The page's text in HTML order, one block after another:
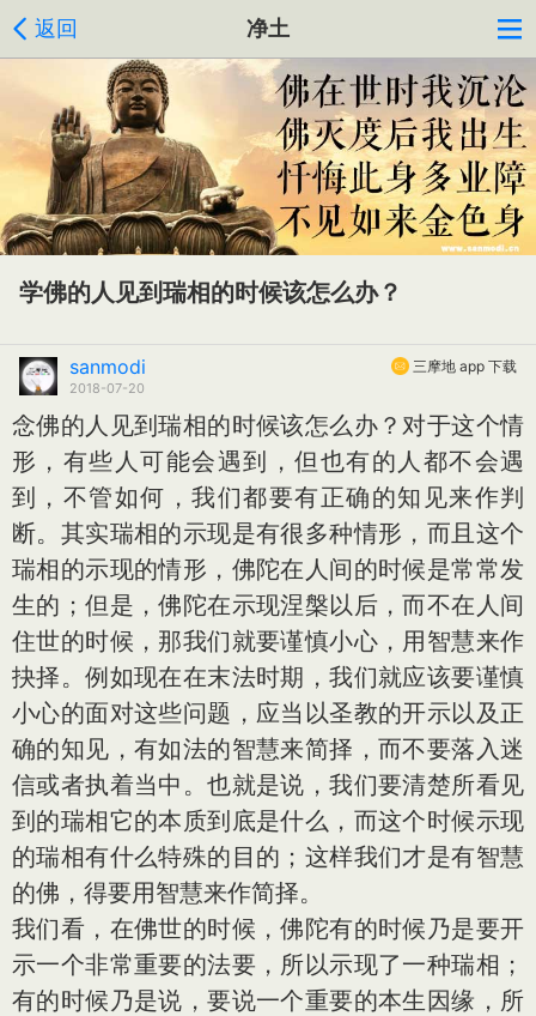
返回 净土
学佛的人见到瑞相的时候该怎么办？
三摩地 app 下载
sanmodi
2018-07-20
念佛的人见到瑞相的时候该怎么办？对于这个情
形，有些人可能会遇到，但也有的人都不会遇
到，不管如何，我们都要有正确的知见来作判
断。其实瑞相的示现是有很多种情形，而且这个
瑞相的示现的情形，佛陀在人间的时候是常常发
生的；但是，佛陀在示现涅槃以后，而不在人间
住世的时候，那我们就要谨慎小心，用智慧来作
抉择。例如现在在末法时期，我们就应该要谨慎
小心的面对这些问题，应当以圣教的开示以及正
确的知见，有如法的智慧来简择，而不要落入迷
信或者执着当中。也就是说，我们要清楚所看见
到的瑞相它的本质到底是什么，而这个时候示现
的瑞相有什么特殊的目的；这样我们才是有智慧
的佛，得要用智慧来作简择。
我们看，在佛世的时候，佛陀有的时候乃是要开
示一个非常重要的法要，所以示现了一种瑞相；
有的时候乃是说，要说一个重要的本生因缘，所